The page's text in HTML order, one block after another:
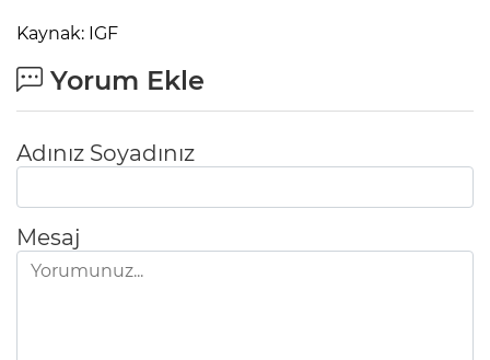
Kaynak: IGF
Yorum Ekle
Adınız Soyadınız
Mesaj